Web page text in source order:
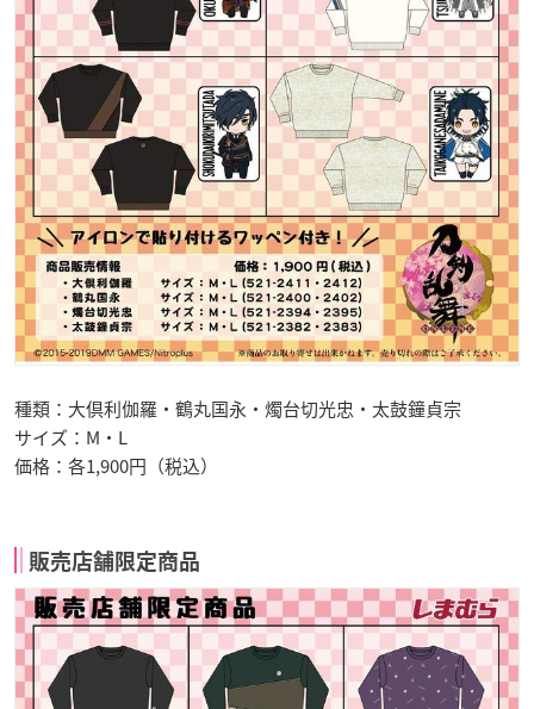
種類：大倶利伽羅・鶴丸国永・燭台切光忠・太鼓鐘貞宗
サイズ：M・L
価格：各1,900円（税込）
販売店舗限定商品